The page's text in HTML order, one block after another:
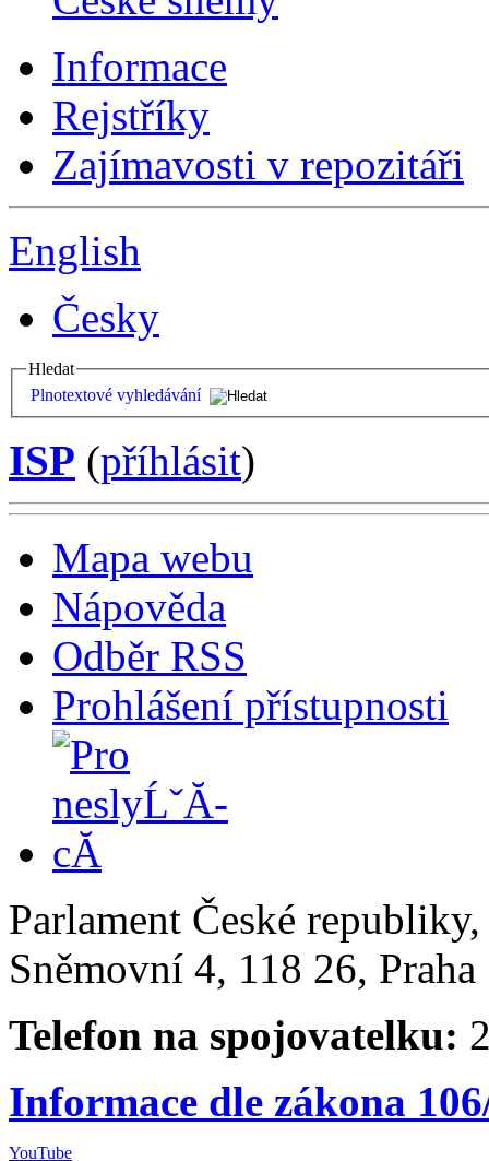
Informace
Rejstříky
Zajímavosti v repozitáři
English
Česky
Hledat
Plnotextové vyhledávání
ISP (příhlásit)
Mapa webu
Nápověda
Odběr RSS
Prohlášení přístupnosti
Parlament České
Sněmovní 4, 118 26,
Telefon na spojovatelku:
Informace dle zákona
YouTube